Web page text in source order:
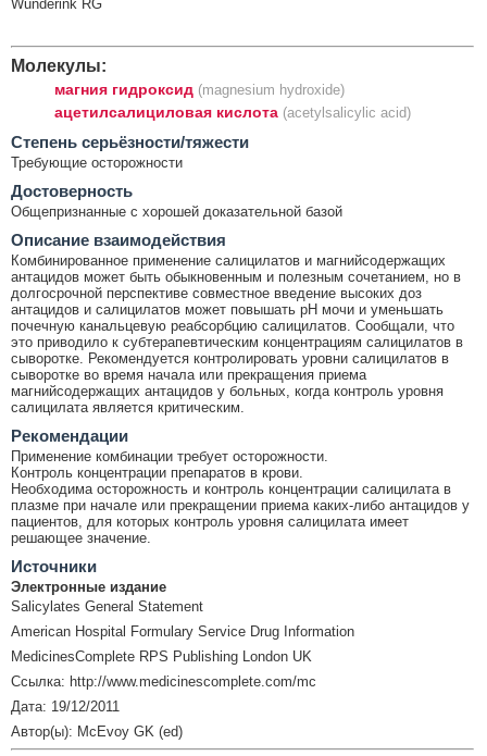
Wunderink RG
Молекулы:
магния гидроксид (magnesium hydroxide)
ацетилсалициловая кислота (acetylsalicylic acid)
Cтепень серьёзности/тяжести
Требующие осторожности
Достоверность
Общепризнанные с хорошей доказательной базой
Описание взаимодействия
Комбинированное применение салицилатов и магнийсодержащих
антацидов может быть обыкновенным и полезным сочетанием, но в
долгосрочной перспективе совместное введение высоких доз
антацидов и салицилатов может повышать рН мочи и уменьшать
почечную канальцевую реабсорбцию салицилатов. Сообщали, что
это приводило к субтерапевтическим концентрациям салицилатов в
сыворотке. Рекомендуется контролировать уровни салицилатов в
сыворотке во время начала или прекращения приема
магнийсодержащих антацидов у больных, когда контроль уровня
салицилата является критическим.
Рекомендации
Применение комбинации требует осторожности.
Контроль концентрации препаратов в крови.
Необходима осторожность и контроль концентрации салицилата в
плазме при начале или прекращении приема каких-либо антацидов у
пациентов, для которых контроль уровня салицилата имеет
решающее значение.
Источники
Электронные издание
Salicylates General Statement
American Hospital Formulary Service Drug Information
MedicinesComplete RPS Publishing London UK
Ссылка: http://www.medicinescomplete.com/mc
Дата: 19/12/2011
Автор(ы): McEvoy GK (ed)